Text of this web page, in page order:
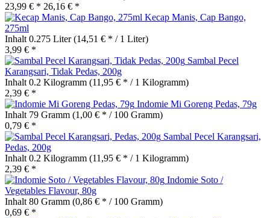
23,99 € * 26,16 € *
Kecap Manis, Cap Bango,
275ml
Inhalt 0.275 Liter(14,51 € * / 1 Liter)
3,99 € *
Sambal Pecel
Karangsari, Tidak Pedas, 200g
Inhalt 0.2 Kilogramm (11,95 € * / 1 Kilogramm)
2,39 € *
Indomie Mi Goreng Pedas, 79g
Inhalt 79 Gramm (1,00 € * / 100 Gramm)
0,79 € *
Sambal Pecel Karangsari,
Pedas, 200g
Inhalt 0.2 Kilogramm (11,95 € * / 1 Kilogramm)
2,39 € *
Indomie Soto /
Vegetables Flavour, 80g
Inhalt 80 Gramm (0,86 € * / 100 Gramm)
0,69 € *